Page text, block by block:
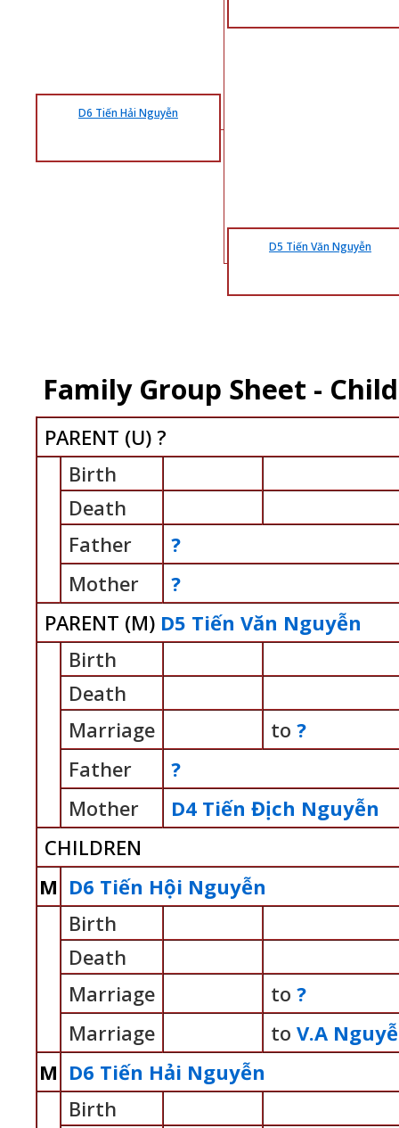
D6 Tiến Hải Nguyễn
D5 Tiến Văn Nguyễn
Family Group Sheet - Child
PARENT (U) ?
Birth
Death
Father
?
Mother
?
PARENT (M) D5 Tiến Văn Nguyễn
Birth
Death
Marriage
to ?
Father
?
Mother
D4 Tiến Địch Nguyễn
CHILDREN
M D6 Tiến Hội Nguyễn
Birth
Death
Marriage
to ?
Marriage
to V.A
M D6 Tiến Hải Nguyễn
Birth